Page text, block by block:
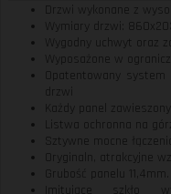
Drzwi wykonane z
Wymiary drzwi:
Wygodny uchwyt oraz
Wyposażone w
Opatentowany
drzwi
Każdy panel zawieszony
Listwa ochronna na
Sztywne mocne łączenia
Oryginaln, atrakcyjne
Grubość panelu 11,4mm.
Imitujące szkło